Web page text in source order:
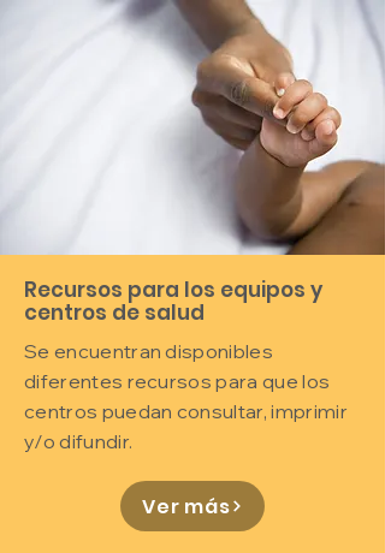
Recursos para los equipos y
centros de salud
Se encuentran disponibles
diferentes recursos para que los
centros puedan consultar, imprimir
y/o difundir.
Ver más